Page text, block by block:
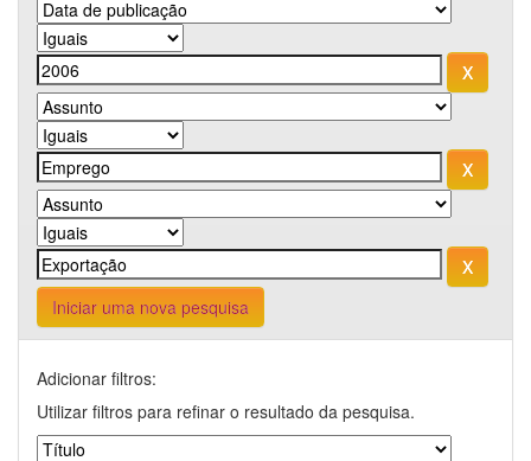
Iniciar uma nova pesquisa
Adicionar filtros:
Utilizar filtros para refinar o resultado da pesquisa.